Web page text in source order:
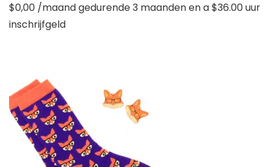
$0,00 /maand gedurende 3 maanden en a$36.00 uur
inschrijfgeld